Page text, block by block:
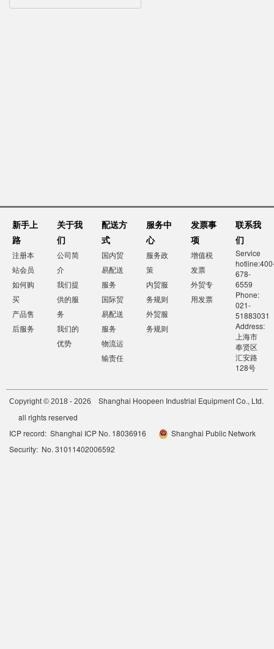
新手上
路
注册本
站会员
如何购
买
产品售
后服务
关于我
们
公司简
介
我们提
供的服
务
我们的
优势
配送方
式
国内贸
易配送
服务
国际贸
易配送
服务
物流运
输责任
服务中
心
服务政
策
内贸服
务规则
外贸服
务规则
发票事
项
增值税
发票
外贸专
用发票
联系我
们
Service
678-
6559
Phone:
021-
51883031
Address:
上海市
奉贤区
汇安路
128号
Copyright © 2018 - 2026 Shanghai Hoopeen Industrial Equipment Co., Ltd.
all rights reserved
ICP record: Shanghai ICP No. 18036916
Shanghai Public Network
Security: No. 31011402006592